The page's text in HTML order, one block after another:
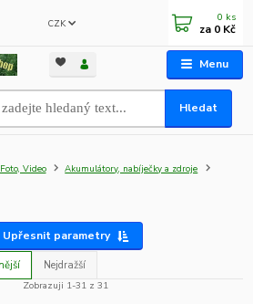
Menu
CZK
Hledat
0 ks
za 0 Kč
Foto, Video
Akumulátory, nabíječky a zdroje
Upřesnit parametry
Nejdražší
Zobrazuji 1-31 z 31